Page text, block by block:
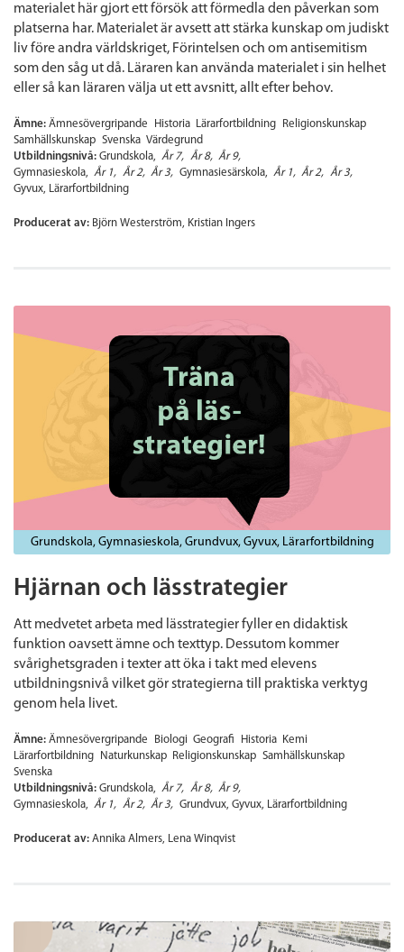
materialet här gjort ett försök att förmedla den påverkan som
platserna har. Materialet är avsett att stärka kunskap om judiskt
liv före andra världskriget, Förintelsen och om antisemitism
som den såg ut då. Läraren kan använda materialet i sin helhet
eller så kan läraren välja ut ett avsnitt, allt efter behov.
Ämne: Ämnesövergripande Historia Lärarfortbildning
Religionskunskap
Samhällskunskap Svenska Värdegrund
Utbildningsnivå: Grundskola År 7 År 8
År 9
Gymnasieskola
År 1 År 2 År 3 Gymnasiesärskola År 1 År 2
År 3
Gyvux
Lärarfortbildning
Producerat av: Björn Westerström, Kristian Ingers
Grundskola Gymnasieskola Grundvux Gyvux Lärarfortbildning
Hjärnan och lässtrategier
Att medvetet arbeta med lässtrategier fyller en didaktisk
funktion oavsett ämne och texttyp. Dessutom kommer
svårighetsgraden i texter att öka i takt med elevens
utbildningsnivå vilket gör strategierna till praktiska verktyg
genom hela livet.
Ämne: Ämnesövergripande Biologi Geografi Historia
Kemi
Lärarfortbildning
Naturkunskap Religionskunskap Samhällskunskap
Svenska
Utbildningsnivå: Grundskola År 7 År 8
År 9
Gymnasieskola
År 1 År 2 År 3 Grundvux Gyvux Lärarfortbildning
Producerat av: Annika Almers, Lena Winqvist